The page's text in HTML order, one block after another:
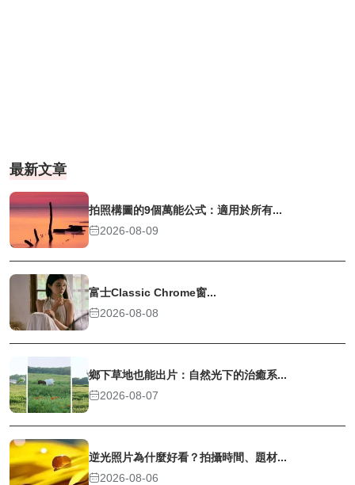
最新文章
拍照構圖的9個萬能公式：適用於所有...
2026-08-09
富士Classic Chrome窗...
2026-08-08
鄉下草地也能出片：自然光下的治癒系...
2026-08-07
逆光照片為什麼好看？拍攝時間、題材...
2026-08-06